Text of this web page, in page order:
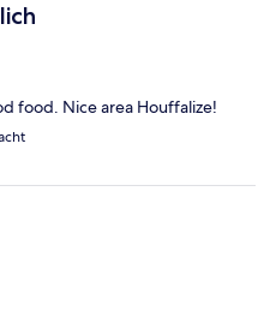
food. Nice area Houffalize!